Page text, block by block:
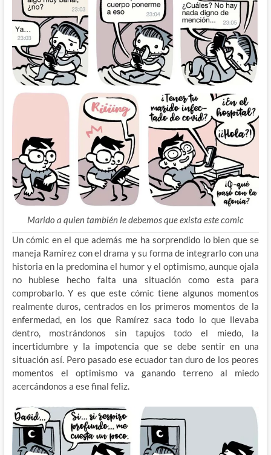
Marido a quien también le debemos que exista este comic
Un cómic en el que además me ha sorprendido lo bien que se
maneja Ramírez con el drama y su forma de integrarlo con una
historia en la predomina el humor y el optimismo, aunque ojala
no hubiese hecho falta una situación como esta para
comprobarlo. Y es que este cómic tiene algunos momentos
realmente duros, centrados en los primeros momentos de la
enfermedad, en los que Ramírez saca todo lo que llevaba
dentro, mostrándonos sin tapujos todo el miedo, la
incertidumbre y la impotencia que se debe sentir en una
situación así. Pero pasado ese ecuador tan duro de los peores
momentos el optimismo va ganando terreno al miedo
acercándonos a ese final feliz.